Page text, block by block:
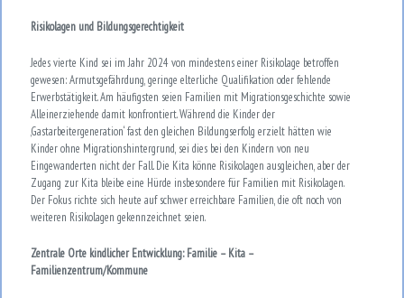
Risikolagen und Bildungsgerechtigkeit
Jedes vierte Kind sei im Jahr 2024 von mindestens einer Risikolage betroffen
gewesen: Armutsgefährdung, geringe elterliche Qualifikation oder fehlende
Erwerbstätigkeit. Am häufigsten seien Familien mit Migrationsgeschichte sowie
Alleinerziehende damit konfrontiert. Während die Kinder der
‚Gastarbeitergeneration‘ fast den gleichen Bildungserfolg erzielt hätten wie
Kinder ohne Migrationshintergrund, sei dies bei den Kindern von neu
Eingewanderten nicht der Fall. Die Kita könne Risikolagen ausgleichen, aber der
Zugang zur Kita bleibe eine Hürde insbesondere für Familien mit Risikolagen.
Der Fokus richte sich heute auf schwer erreichbare Familien, die oft noch von
weiteren Risikolagen gekennzeichnet seien.
Zentrale Orte kindlicher Entwicklung: Familie – Kita –
Familienzentrum/Kommune